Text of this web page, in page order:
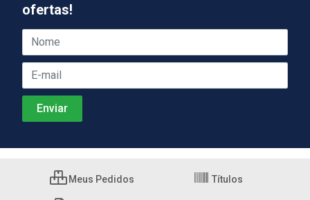
ofertas!
Meus Pedidos Títulos